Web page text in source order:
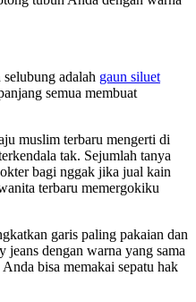
adalah gaun siluet
semua membuat
muslim terbaru mengerti di
tak. Sejumlah tanya
bagi nggak jika jual kain
terbaru memergokiku
garis paling pakaian dan
dengan warna yang sama
bisa memakai sepatu hak